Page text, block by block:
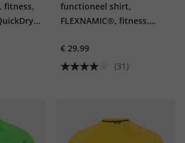
fitness,
functioneel shirt,
FLEXNAMIC®, fitness,
€ 29,99
(31)